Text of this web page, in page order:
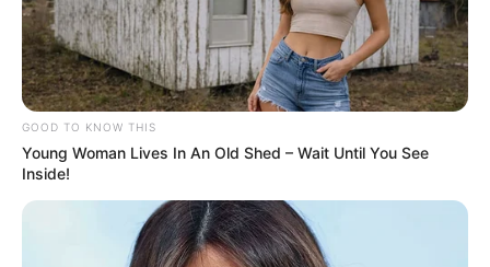
GOOD TO KNOW THIS
Young Woman Lives In An Old Shed – Wait Until You See
Inside!